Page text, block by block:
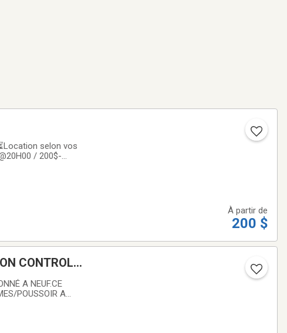
selon vos
/ 200$-
À partir de
200 $
CONTROL
A NEUF.CE
POUSSOIR A